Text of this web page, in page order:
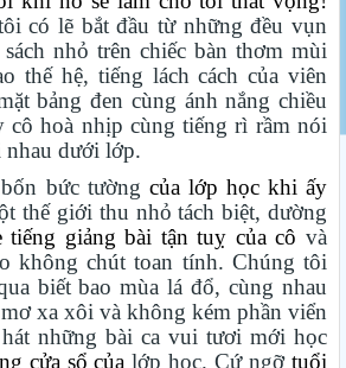
có lẽ bắt đầu từ những đều vụn
nhỏ trên chiếc bàn thơm mùi
thế hệ, tiếng lách cách của viên
bảng đen cùng ánh nắng chiều
cô hoà nhịp cùng tiếng rì rầm nói
dưới lớp.
bức tường của lớp học khi ấy
thế giới thu nhỏ tách biệt, dường
tiếng giảng bài tận tuỵ của côvà
không chút toan tính. Chúng tôi
biết bao mùa lá đổ, cùng nhau
xa xôi và không kém phần viển
những bài ca vui tươi mới học
cửa sổ củalớp học. Cứ ngỡtuổi